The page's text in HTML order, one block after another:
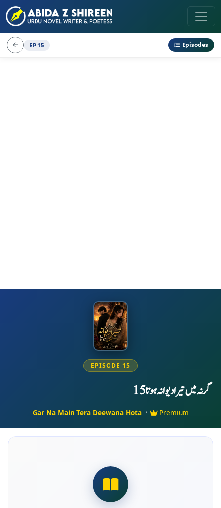
EP 15 Episodes
EPISODE 15
گر نہ میں تیرا دیوانہ ہوتا 15
Gar Na Main Tera Deewana Hota • Premium